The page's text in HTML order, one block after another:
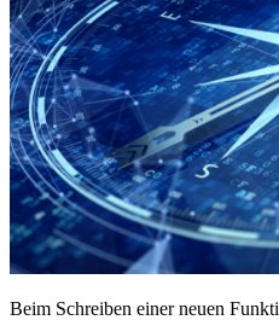
Beim Schreiben einer neuen